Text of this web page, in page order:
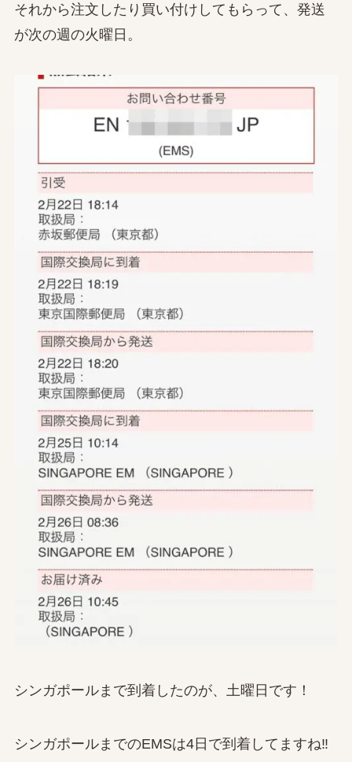
それから注文したり買い付けしてもらって、発送
が次の週の火曜日。
シンガポールまで到着したのが、土曜日です！
シンガポールまでのEMSは4日で到着してますね‼